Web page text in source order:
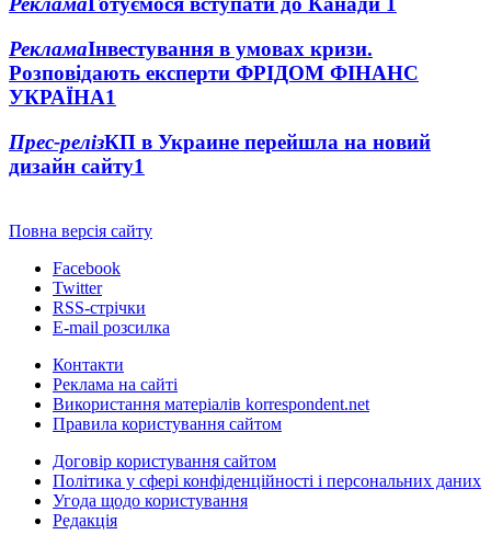
РекламаІнвестування в умовах кризи.
Розповідають експерти ФРІДОМ ФІНАНС
УКРАЇНА1
Прес-релізКП в Украине перейшла на новий
дизайн сайту1
Повна версія сайту
Facebook
Twitter
RSS-стрічки
E-mail розсилка
Контакти
Реклама на сайті
Використання матеріалів korrespondent.net
Правила користування сайтом
Договір користування сайтом
Політика у сфері конфіденційності і персональних даних
Угода щодо користування
Редакція